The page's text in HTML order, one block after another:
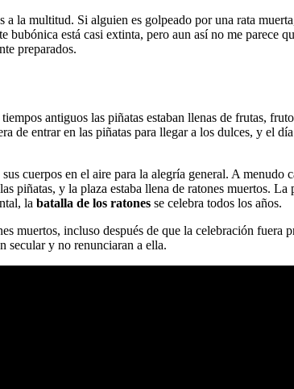
la multitud. Si alguien es golpeado por una rata
está casi extinta, pero aun así no me parece
preparados.
antiguos las piñatas estaban llenas de frutas,
de entrar en las piñatas para llegar a los dulces, y el
cuerpos en el aire para la alegría general. A menudo
piñatas, y la plaza estaba llena de ratones muertos. La
la batalla de los ratones se celebra todos los años.
muertos, incluso después de que la celebración fuera
secular y no renunciaran a ella.